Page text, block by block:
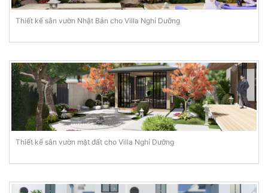
Thiết kế sân vườn Nhật Bản cho Villa Nghỉ Dưỡng
Thiết kế sân vườn mặt đất cho Villa Nghỉ Dưỡng